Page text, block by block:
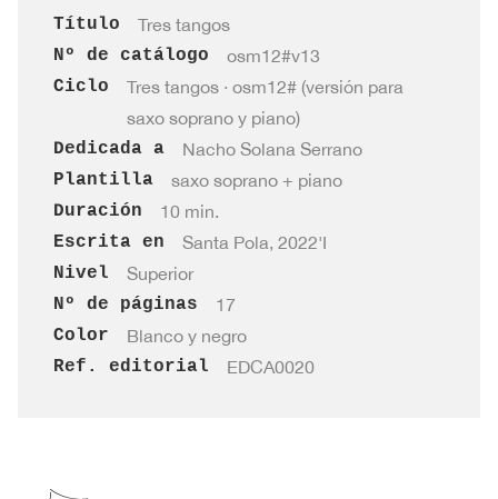
cantidad
Título
Tres tangos
Nº de catálogo
osm12#v13
Ciclo
Tres tangos · osm12# (versión para
saxo soprano y piano)
Dedicada a
Nacho Solana Serrano
Plantilla
saxo soprano + piano
Duración
10 min.
Escrita en
Santa Pola, 2022'I
Nivel
Superior
Nº de páginas
17
Color
Blanco y negro
Ref. editorial
EDCA0020